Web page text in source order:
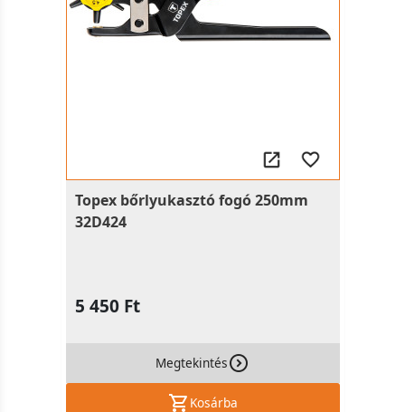
Topex bőrlyukasztó fogó 250mm
32D424
5 450 Ft
Megtekintés
Kosárba